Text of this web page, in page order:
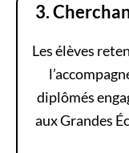
3.
Les élèves
diplômés
aux Grandes